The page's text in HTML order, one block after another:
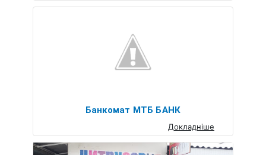
Банкомат МТБ БАНК
Докладніше